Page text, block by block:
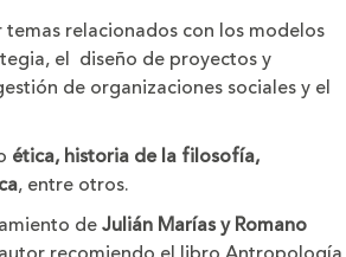
relacionados con los modelos
el diseño de proyectos y
de organizaciones sociales y el
ética, historia de la filosofía,
, entre otros.
deJulián Marías y Romano